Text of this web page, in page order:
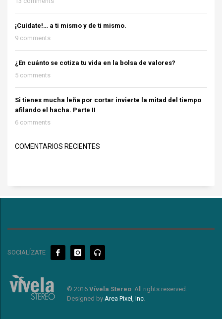
¡Cuídate!… a ti mismo y de ti mismo.
9 comments
¿En cuánto se cotiza tu vida en la bolsa de valores?
5 comments
Si tienes mucha leña por cortar invierte la mitad del tiempo
afilando el hacha. Parte II
6 comments
COMENTARIOS RECIENTES
SOCIALÍZATE
© 2016 Vívela Stereo. All rights reserved.
Designed by Area Pixel, Inc.